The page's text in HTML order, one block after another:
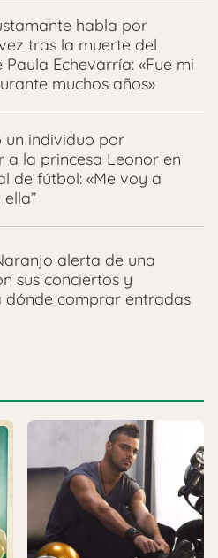
habla por
tras la muerte del
Echevarría: «Fue mi
muchos años»
un individuo por
a la princesa Leonor en
de fútbol: «Me voy a
alerta de una
sus conciertos y
dónde comprar entradas